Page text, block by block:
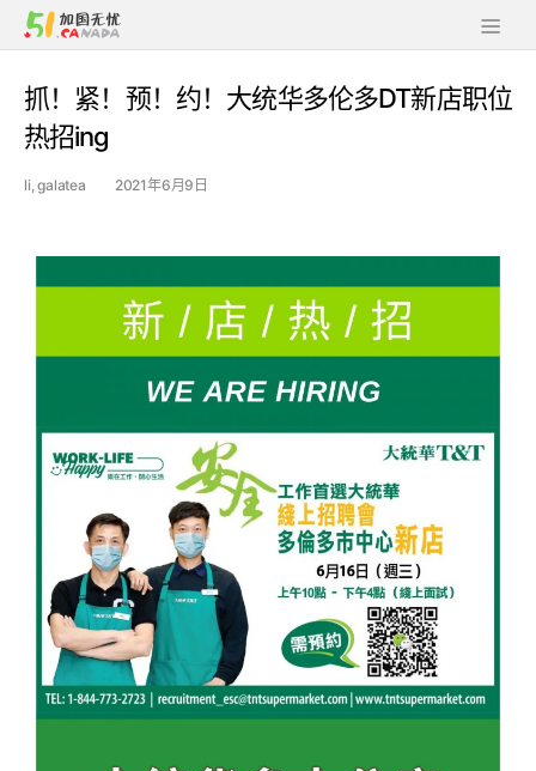
抓！紧！预！约！大统华多伦多DT新店职位
热招ing
li, galatea 2021年6月9日